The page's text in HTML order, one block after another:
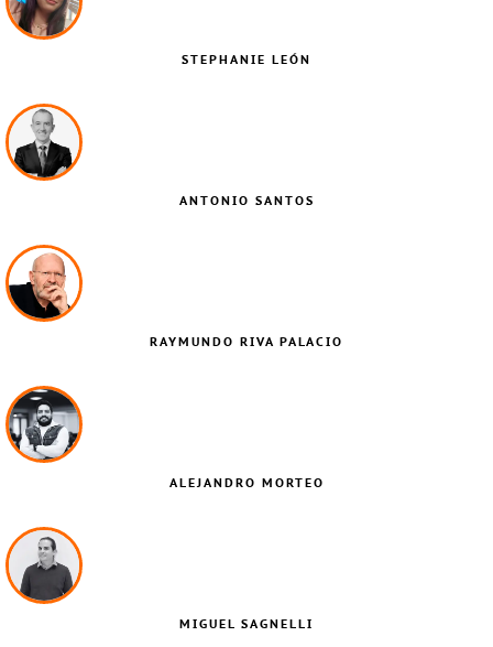
STEPHANIE LEÓN
ANTONIO SANTOS
RAYMUNDO RIVA PALACIO
ALEJANDRO MORTEO
MIGUEL SAGNELLI